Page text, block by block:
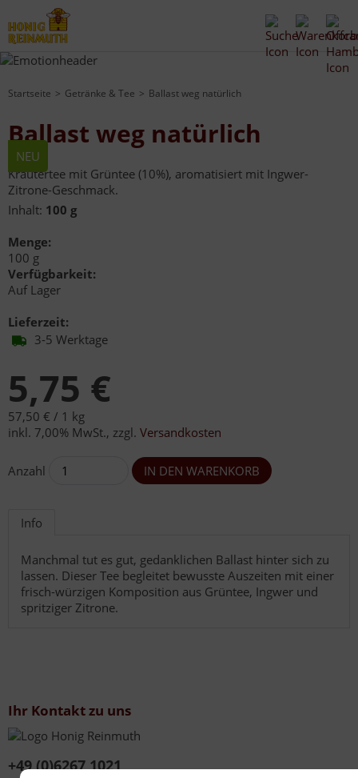
Startseite Getränke & Tee Ballast weg natürlich
NEU
Ballast weg natürlich
Kräutertee mit Grüntee (10%), aromatisiert mit Ingwer-
Zitrone-Geschmack.
Inhalt: 100 g
Menge:
100 g
Verfügbarkeit:
Auf Lager
Lieferzeit:
3-5 Werktage
5,75 €
57,50 € / 1 kg
inkl. 7,00% MwSt., zzgl. Versandkosten
Anzahl
Info
Manchmal tut es gut, gedanklichen Ballast hinter sich zu
lassen. Dieser Tee begleitet bewusste Auszeiten mit einer
frisch-würzigen Komposition aus Grüntee, Ingwer und
spritziger Zitrone.
Ihr Kontakt zu uns
+49 (0)6267 1021